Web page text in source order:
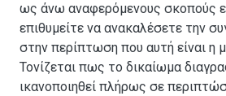
ως άνω αναφερόμενους σκοπούς
επιθυμείτε να ανακαλέσετε την
στην περίπτωση που αυτή είναι η
Τονίζεται πως το δικαίωμα
ικανοποιηθεί πλήρως σε